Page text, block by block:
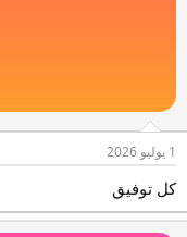
1 يوليو 2026
كل توفيق